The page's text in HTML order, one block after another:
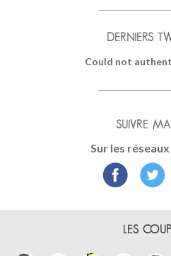
DERNIERS
Could not
SUIVRE
Sur les
LES